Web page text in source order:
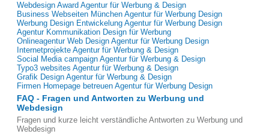
Webdesign Award Agentur für Werbung & Design
Business Webseiten München Agentur für Werbung Design
Werbung Design Entwickelung Agentur für Werbung Design
Agentur Kommunikation Design für Werbung
Onlineagentur Web Design Agentur für Werbung Design
Internetprojekte Agentur für Werbung & Design
Social Media campaign Agentur für Werbung & Design
Typo3 websites Agentur für Werbung & Design
Grafik Design Agentur für Werbung & Design
Firmen Homepage betreuen Agentur für Werbung Design
FAQ - Fragen und Antworten zu Werbung und
Webdesign
Fragen und kurze leicht verständliche Antworten zu Werbung und
Webdesign